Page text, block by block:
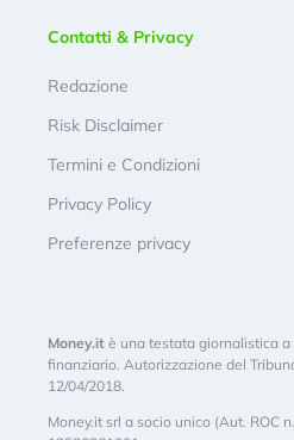
Contatti & Privacy
Redazione
Risk Disclaimer
Termini e Condizioni
Privacy Policy
Preferenze privacy
Money.it è una testata giornalistica
finanziario. Autorizzazione del
12/04/2018.
Money.it srl a socio unico (Aut. ROC